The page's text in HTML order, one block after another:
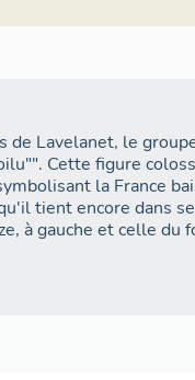
de Lavelanet, le
Cette figure
la France
tient encore dans
à gauche et celle du